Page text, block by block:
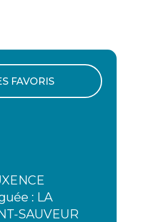
FAVORIS
: LA
SAUVEUR